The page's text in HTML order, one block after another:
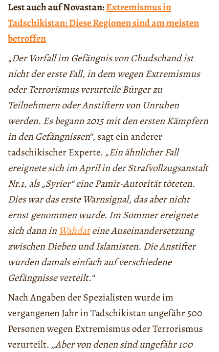
Lest auch auf Novastan:Extremismus in
Tadschikistan: Diese Regionen sind am meisten
betroffen
„Der Vorfall im Gefängnis von Chudschand ist
nicht der erste Fall, in dem wegen Extremismus
oder Terrorismus verurteile Bürger zu
Teilnehmern oder Anstiftern von Unruhen
werden. Es begann 2015 mit den ersten Kämpfern
in den Gefängnissen“, sagt ein anderer
tadschikischer Experte. „Ein ähnlicher Fall
ereignete sich im April in der Strafvollzugsanstalt
Nr.1, als „Syrier“ eine Pamir-Autorität töteten.
Dies war das erste Warnsignal, das aber nicht
ernst genommen wurde. Im Sommer ereignete
sich dann in Wahdateine Auseinandersetzung
zwischen Dieben und Islamisten. Die Anstifter
wurden damals einfach auf verschiedene
Gefängnisse verteilt.“
Nach Angaben der Spezialisten wurde im
vergangenen Jahr in Tadschikistan ungefähr 500
Personen wegen Extremismus oder Terrorismus
verurteilt. „Aber von denen sind ungefähr 100